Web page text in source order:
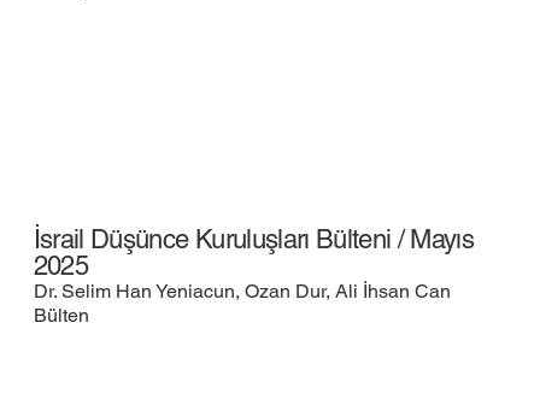
İsrail Düşünce Kuruluşları Bülteni / Mayıs
2025
Dr. Selim Han Yeniacun, Ozan Dur, Ali İhsan Can
Bülten